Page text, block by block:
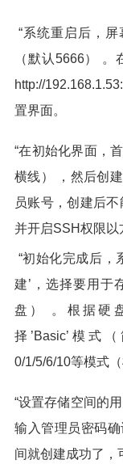
“系统重启后，
（默认5666）
http://
置界面。
“在初始化界面，
横线） ，然后创
员账号，创建后
并开启SSH权限以
“初始化完成后，
建’，选择要用于
盘） 。根据硬
择’Basic’模式
0/1/5/6/10等模式
“设置存储空间的
输入管理员密码
间就创建成功了，